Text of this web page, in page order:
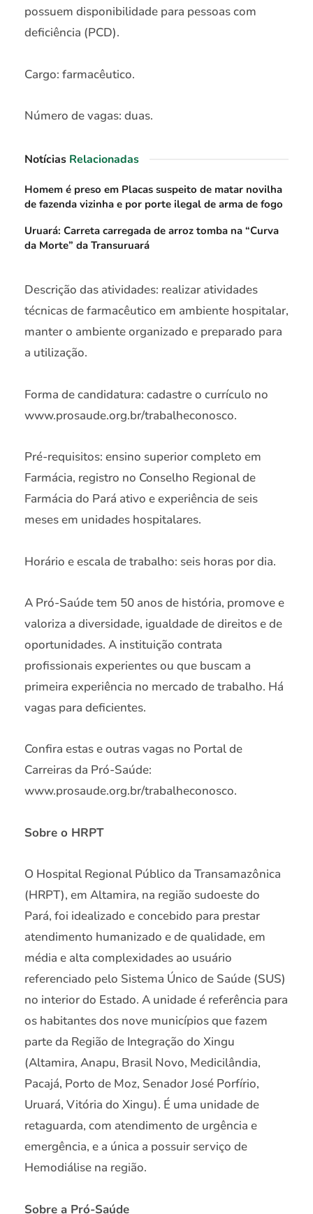
possuem disponibilidade para pessoas com
deficiência (PCD).
Cargo: farmacêutico.
Número de vagas: duas.
Notícias Relacionadas
Homem é preso em Placas suspeito de matar novilha
de fazenda vizinha e por porte ilegal de arma de fogo
Uruará: Carreta carregada de arroz tomba na “Curva
da Morte” da Transuruará
Descrição das atividades: realizar atividades
técnicas de farmacêutico em ambiente hospitalar,
manter o ambiente organizado e preparado para
a utilização.
Forma de candidatura: cadastre o currículo no
www.prosaude.org.br/trabalheconosco.
Pré-requisitos: ensino superior completo em
Farmácia, registro no Conselho Regional de
Farmácia do Pará ativo e experiência de seis
meses em unidades hospitalares.
Horário e escala de trabalho: seis horas por dia.
A Pró-Saúde tem 50 anos de história, promove e
valoriza a diversidade, igualdade de direitos e de
oportunidades. A instituição contrata
profissionais experientes ou que buscam a
primeira experiência no mercado de trabalho. Há
vagas para deficientes.
Confira estas e outras vagas no Portal de
Carreiras da Pró-Saúde:
www.prosaude.org.br/trabalheconosco.
Sobre o HRPT
O Hospital Regional Público da Transamazônica
(HRPT), em Altamira, na região sudoeste do
Pará, foi idealizado e concebido para prestar
atendimento humanizado e de qualidade, em
média e alta complexidades ao usuário
referenciado pelo Sistema Único de Saúde (SUS)
no interior do Estado. A unidade é referência para
os habitantes dos nove municípios que fazem
parte da Região de Integração do Xingu
(Altamira, Anapu, Brasil Novo, Medicilândia,
Pacajá, Porto de Moz, Senador José Porfírio,
Uruará, Vitória do Xingu). É uma unidade de
retaguarda, com atendimento de urgência e
emergência, e a única a possuir serviço de
Hemodiálise na região.
Sobre a Pró-Saúde